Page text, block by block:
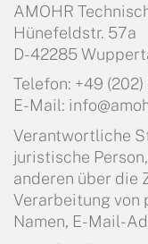
AMOHR
Hünefeldstr. 57a
D-42285
Telefon: +49
E-Mail:
Verantwortliche
juristische
anderen über die
Verarbeitung von
Namen, E-Mail-